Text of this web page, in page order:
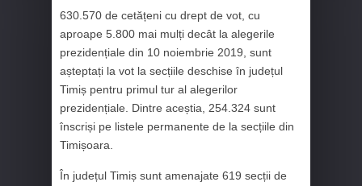
630.570 de cetățeni cu drept de vot, cu
aproape 5.800 mai mulți decât la alegerile
prezidențiale din 10 noiembrie 2019, sunt
așteptați la vot la secțiile deschise în județul
Timiș pentru primul tur al alegerilor
prezidențiale. Dintre aceștia, 254.324 sunt
înscriși pe listele permanente de la secțiile din
Timișoara.
În județul Timiș sunt amenajate 619 secții de